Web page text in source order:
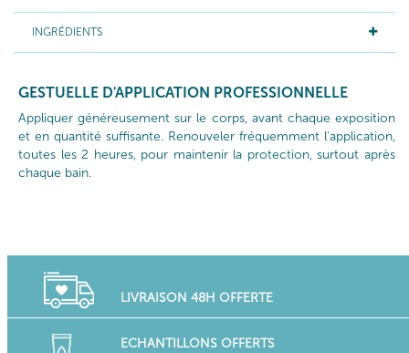
INGRÉDIENTS
GESTUELLE D'APPLICATION PROFESSIONNELLE
Appliquer généreusement sur le corps, avant chaque exposition
et en quantité suffisante. Renouveler fréquemment l'application,
toutes les 2 heures, pour maintenir la protection, surtout après
chaque bain.
LIVRAISON 48H OFFERTE
ECHANTILLONS OFFERTS